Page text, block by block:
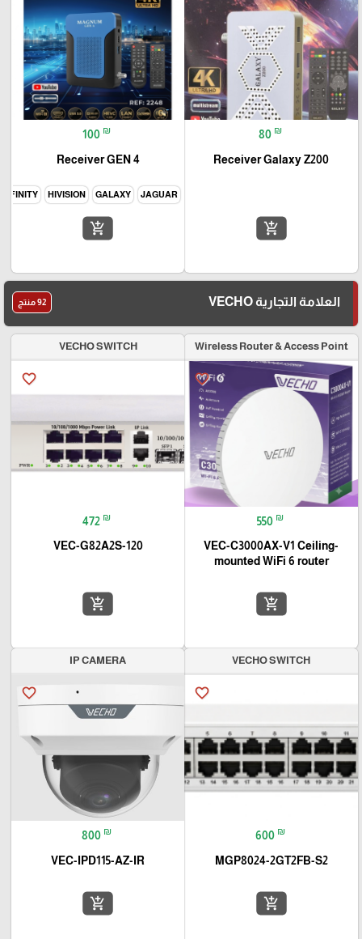
80 ₪
Receiver Galaxy Z200
add_shopping_cart
100 ₪
Receiver GEN 4
JAGUAR
GALAXY
HIVISION
INFINITY
add_shopping_cart
العلامة التجارية VECHO 92 منتج
Wireless Router & Access Point
favorite_border
550 ₪
VEC-C3000AX-V1 Ceiling-
mounted WiFi 6 router
add_shopping_cart
VECHO SWITCH
favorite_border
472 ₪
VEC-G82A2S-120
add_shopping_cart
VECHO SWITCH
favorite_border
600 ₪
MGP8024-2GT2FB-S2
add_shopping_cart
IP CAMERA
favorite_border
800 ₪
VEC-IPD115-AZ-IR
add_shopping_cart